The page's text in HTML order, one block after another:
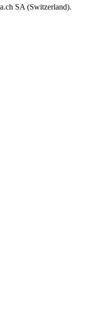
SA (Switzerland).